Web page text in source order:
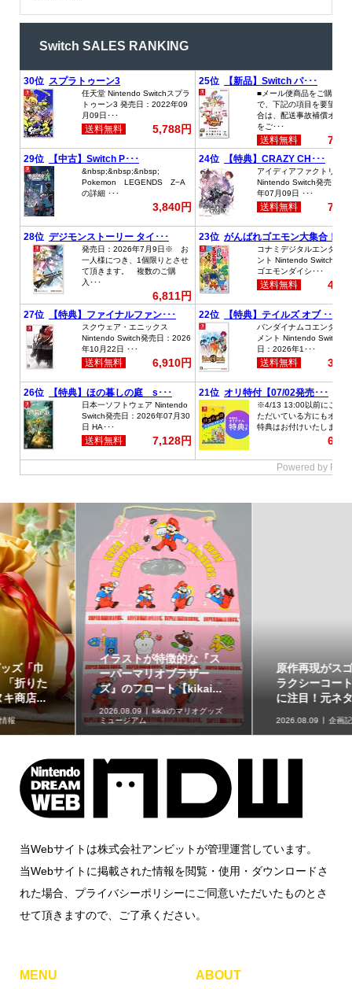
Switch SALES RANKING
イラストが特徴的な『ス
ーパーマリオブラザー
ズ』のフロート【kikai...
2026.08.09
kikaiのマリオグッズ
ミュージアム
原作再現がスゴい「ギャ
ラクシーコート」の細部
に注目！元ネタも合わ...
2026.08.09 企画記事
当Webサイトは株式会社アンビットが管理運営しています。
当Webサイトに掲載された情報を閲覧・使用・ダウンロードさ
れた場合、プライバシーポリシーにご同意いただいたものとさ
せて頂きますので、ご了承ください。
MENU ABOUT